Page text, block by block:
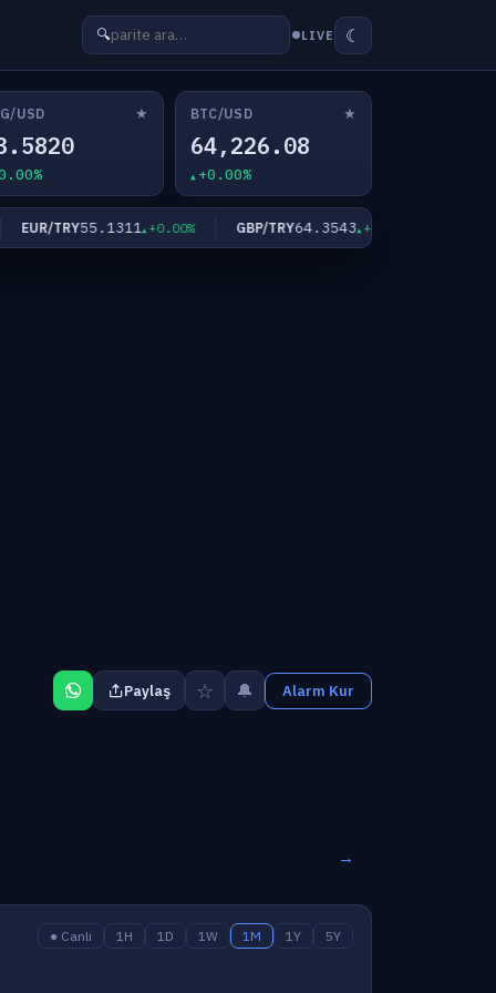
🔍 LIVE ☾
USD ★ BTC/USD ★
64,226.08
+0.00%
EUR/TRY55.1311 +0.00% GBP/TRY64.3543 +0.00%
Paylaş ☆ 🔔 Alarm Kur
→
● Canlı 1H 1D 1W 1M 1Y 5Y